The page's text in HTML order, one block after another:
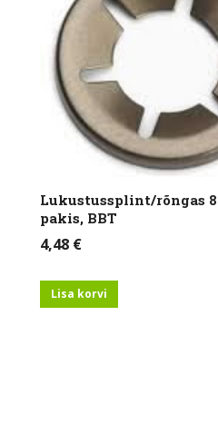
Lukustussplint/rõngas
pakis, BBT
4,48 €
Lisa korvi